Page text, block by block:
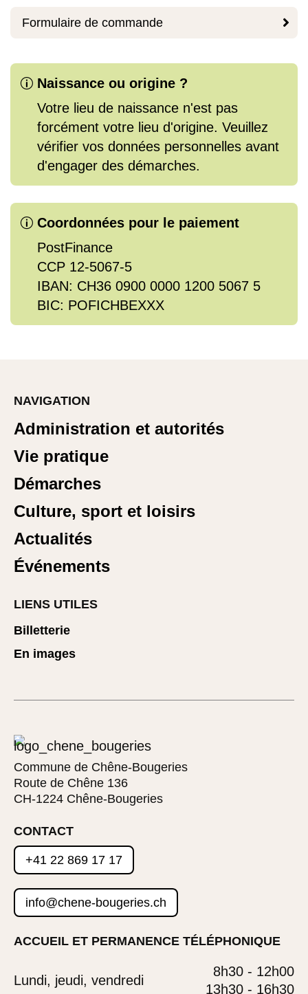

Formulaire de commande
p Naissance ou origine ?
Votre lieu de naissance n'est pas
forcément votre lieu d'origine. Veuillez
vérifier vos données personnelles avant
d'engager des démarches.
p Coordonnées pour le paiement
PostFinance
CCP 12-5067-5
IBAN: CH36 0900 0000 1200 5067 5
BIC: POFICHBEXXX
NAVIGATION
Administration et autorités
Vie pratique
Démarches
Culture, sport et loisirs
Actualités
Événements
LIENS UTILES
Billetterie
En images
Commune de Chêne-Bougeries
Route de Chêne 136
CH-1224 Chêne-Bougeries
CONTACT
+41 22 869 17 17
info@chene-bougeries.ch
ACCUEIL ET PERMANENCE TÉLÉPHONIQUE
Lundi, jeudi, vendredi
8h30 - 12h00
13h30 - 16h30